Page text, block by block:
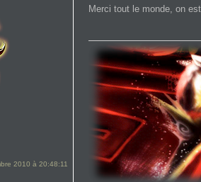
Merci tout le monde, on
2010 à 20:48:11